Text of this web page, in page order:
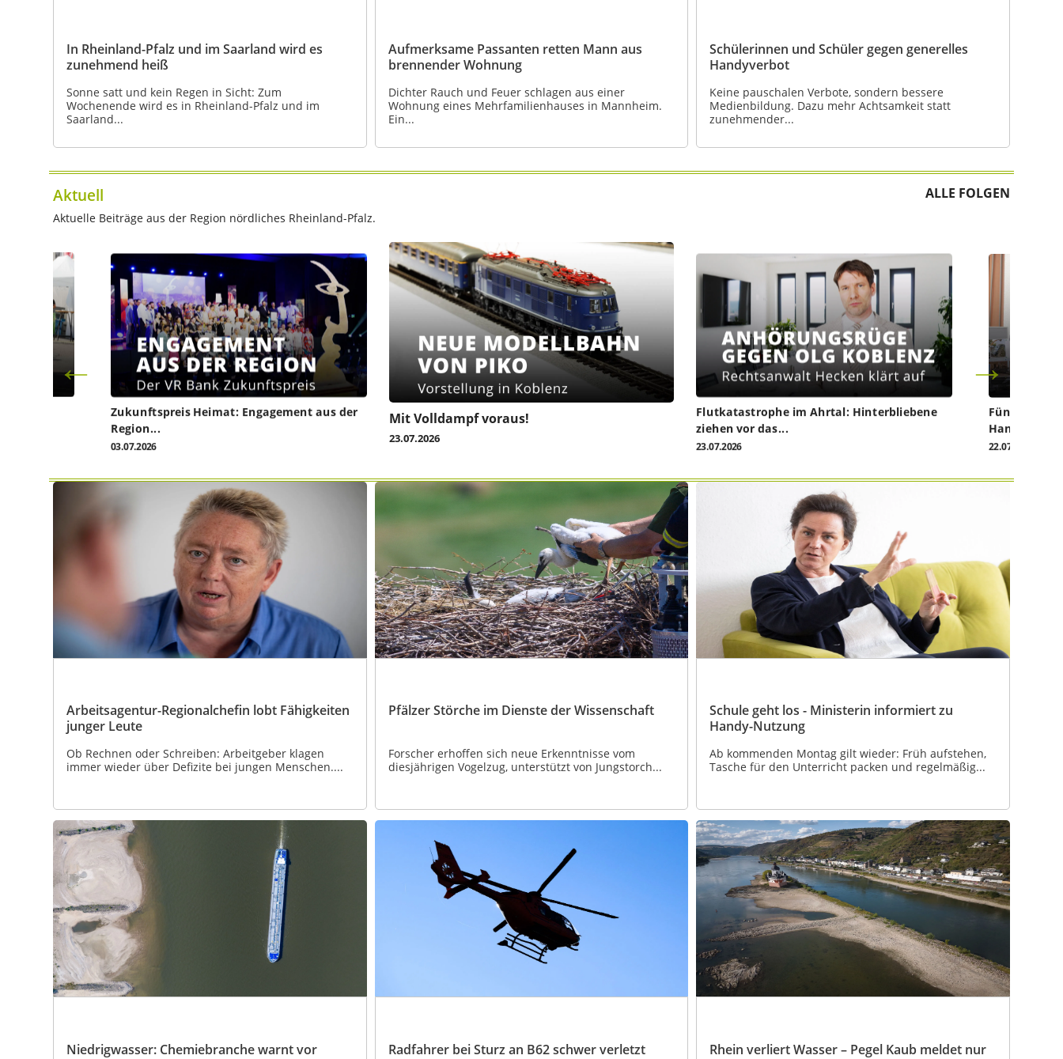
In Rheinland-Pfalz und im Saarland wird es
zunehmend heiß
Sonne satt und kein Regen in Sicht: Zum
Wochenende wird es in Rheinland-Pfalz und im
Saarland...
Aufmerksame Passanten retten Mann aus
brennender Wohnung
Dichter Rauch und Feuer schlagen aus einer
Wohnung eines Mehrfamilienhauses in Mannheim.
Ein...
Schülerinnen und Schüler gegen generelles
Handyverbot
Keine pauschalen Verbote, sondern bessere
Medienbildung. Dazu mehr Achtsamkeit statt
zunehmender...
Aktuell ALLE FOLGEN
Aktuelle Beiträge aus der Region nördliches Rheinland-Pfalz.
Zukunftspreis Heimat: Engagement aus der
Region...
03.07.2026
Mit Volldampf voraus!
23.07.2026
Flutkatastrophe im Ahrtal: Hinterbliebene
ziehen vor das...
23.07.2026
Fünf Jahre
Handwerk...
22.07.2026
Arbeitsagentur-Regionalchefin lobt Fähigkeiten
junger Leute
Ob Rechnen oder Schreiben: Arbeitgeber klagen
immer wieder über Defizite bei jungen Menschen....
Pfälzer Störche im Dienste der Wissenschaft
Forscher erhoffen sich neue Erkenntnisse vom
diesjährigen Vogelzug, unterstützt von Jungstorch...
Schule geht los - Ministerin informiert zu
Handy-Nutzung
Ab kommenden Montag gilt wieder: Früh aufstehen,
Tasche für den Unterricht packen und regelmäßig...
Niedrigwasser: Chemiebranche warnt vor
Radfahrer bei Sturz an B62 schwer verletzt
Rhein verliert Wasser – Pegel Kaub meldet nur